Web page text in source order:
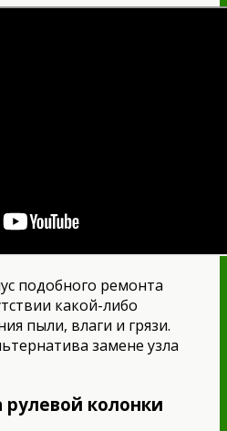
подобного ремонта
какой-либо
пыли, влаги и грязи.
замене узла
рулевой колонки